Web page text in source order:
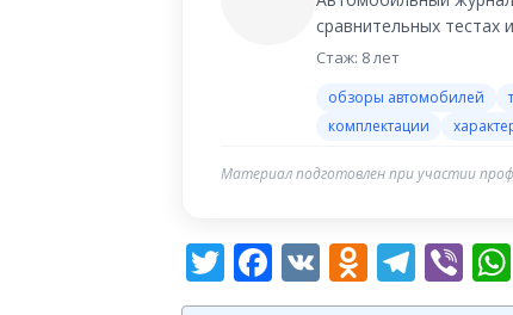
сравнительных тестах
Стаж: 8 лет
обзоры автомобилей
комплектации
Материал подготовлен при участии
Twitter
Facebook
VK